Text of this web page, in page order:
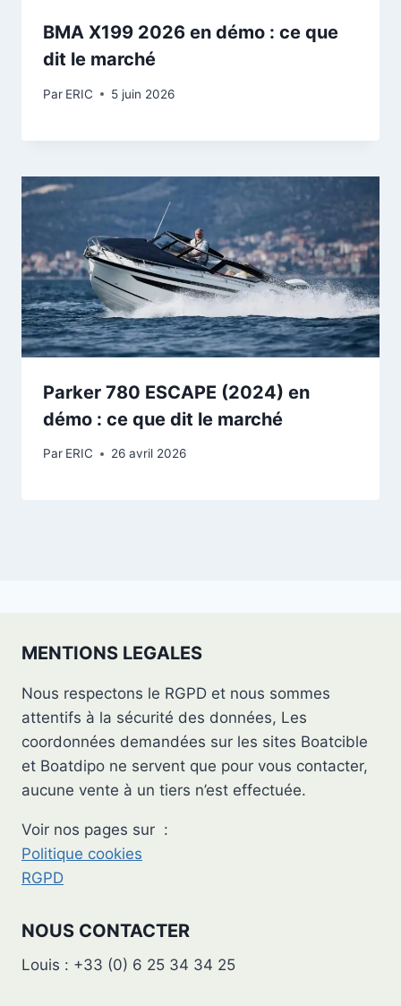
BMA X199 2026 en démo : ce que
dit le marché
Par ERIC 5 juin 2026
Parker 780 ESCAPE (2024) en
démo : ce que dit le marché
Par ERIC 26 avril 2026
MENTIONS LEGALES
Nous respectons le RGPD et nous sommes
attentifs à la sécurité des données, Les
coordonnées demandées sur les sites Boatcible
et Boatdipo ne servent que pour vous contacter,
aucune vente à un tiers n’est effectuée.
Voir nos pages sur :
Politique cookies
RGPD
NOUS CONTACTER
Louis : +33 (0) 6 25 34 34 25